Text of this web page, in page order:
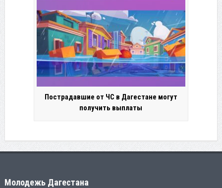
Пострадавшие от ЧС в Дагестане могут
получить выплаты
Молодежь Дагестана